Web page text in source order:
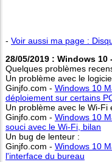
- Voir aussi ma page :
28/05/2019 : Windows 10
Quelques problèmes
Un problème avec le
Ginjfo.com - Windows 10
déploiement sur certains
Un problème avec le Wi-Fi
Ginjfo.com - Windows 10
souci avec le Wi-Fi, bilan
Un bug de lenteur :
Ginjfo.com - Windows 10
l'interface du bureau